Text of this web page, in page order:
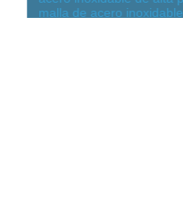
malla de acero inoxidable